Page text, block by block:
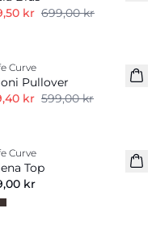
kr 699,00 kr
Curve
Pullover
kr 599,00 kr
Curve
Top
kr